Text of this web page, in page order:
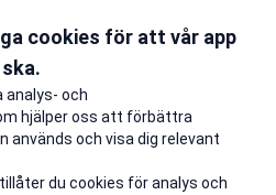
+ 20 GB
cookies för att vår app
analys- och
hjälper oss att förbättra
används och visa dig relevant
du cookies för analys och